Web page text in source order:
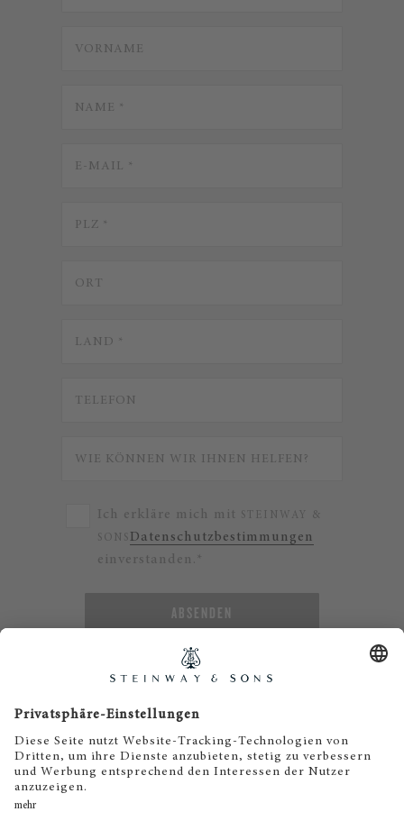
Ich erkläre mich mit STEINWAY &
SONS Datenschutzbestimmungen
einverstanden.*
ABSENDEN
© 2023 Steinway & Sons
Steinway and the lyre are registered